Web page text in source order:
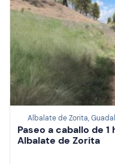
Albalate de Zorita,
Paseo a caballo de
Albalate de Zorita